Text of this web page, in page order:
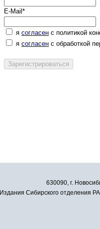
E-Mail *
я согласен с политикой
я согласен с обработкой
630090, г.
Издания Сибирского отделения